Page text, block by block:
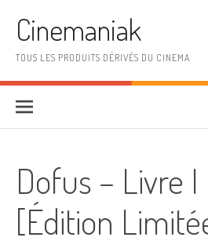
Cinemaniak
TOUS LES PRODUITS DÉRIVÉS DU CINEMA
Dofus – Livre
[Édition